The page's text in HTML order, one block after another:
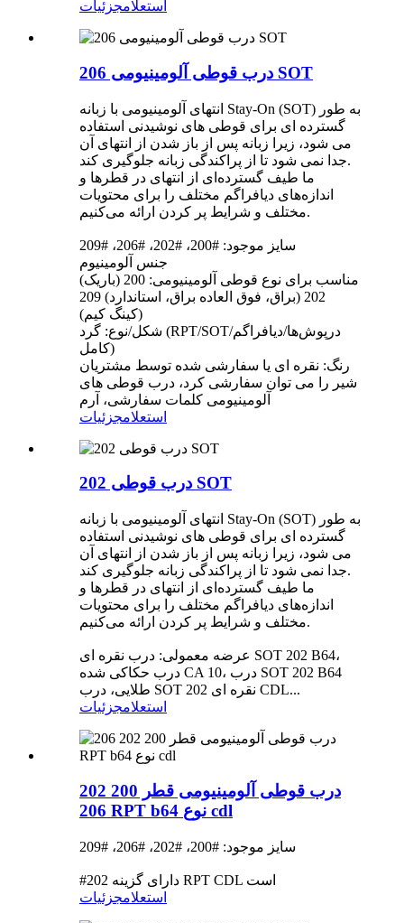
استعلامجزئیات
درب قوطی آلومینیومی 206 SOT
انتهای آلومینیومی با زبانه Stay-On (SOT) به طور
گسترده ای برای قوطی های نوشیدنی استفاده
می شود، زیرا زبانه پس از باز شدن از انتهای آن
جدا نمی شود تا از پراکندگی زبانه جلوگیری کند.
ما طیف گسترده‌ای از انتهای در قطرها و
اندازه‌های دیافراگم مختلف را برای محتویات
مختلف و شرایط پر کردن ارائه می‌کنیم.
سایز موجود: #200، #202، #206، #209
جنس آلومینیوم
مناسب برای نوع قوطی آلومینیومی: 200 (باریک)
202 (براق، فوق العاده براق، استاندارد) 209
(کینگ کیم)
شکل/نوع: گرد (RPT/SOT/درپوش‌ها/دیافراگم
کامل)
رنگ: نقره ای یا سفارشی شده توسط مشتریان
شیر را می توان سفارشی کرد، درب قوطی های
آلومینیومی کلمات سفارشی، آرم
استعلامجزئیات
درب قوطی 202 SOT
انتهای آلومینیومی با زبانه Stay-On (SOT) به طور
گسترده ای برای قوطی های نوشیدنی استفاده
می شود، زیرا زبانه پس از باز شدن از انتهای آن
جدا نمی شود تا از پراکندگی زبانه جلوگیری کند.
ما طیف گسترده‌ای از انتهای در قطرها و
اندازه‌های دیافراگم مختلف را برای محتویات
مختلف و شرایط پر کردن ارائه می‌کنیم.
عرضه معمولی: درب نقره ای SOT 202 B64،
درب حکاکی شده CA 10، درب SOT 202 B64
طلایی، درب SOT 202 نقره ای CDL...
استعلامجزئیات
درب قوطی آلومینیومی قطر 200 202
206 RPT b64 نوع cdl
سایز موجود: #200، #202، #206، #209
#202 دارای گزینه RPT CDL است
استعلامجزئیات